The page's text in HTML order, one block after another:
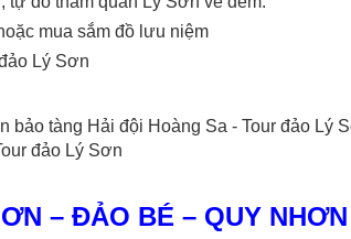
mua sắm đồ lưu niệm
Lý Sơn
đảo Lý Sơn
– ĐẢO BÉ – QUY